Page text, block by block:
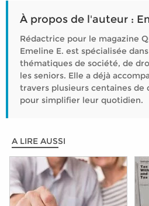
À propos de l'auteur :
Rédactrice pour le magazine
Emeline E. est spécialisée
thématiques de société, de
les seniors. Elle a déjà
travers plusieurs centaines de
pour simplifier leur quotidien.
A LIRE AUSSI